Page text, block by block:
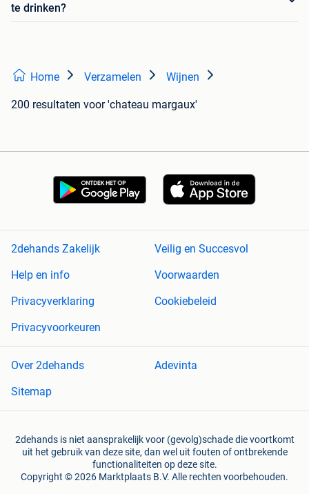
te drinken?
Home Verzamelen Wijnen
200 resultaten voor 'chateau margaux'
2dehands Zakelijk
Veilig en Succesvol
Help en info
Voorwaarden
Privacyverklaring
Cookiebeleid
Privacyvoorkeuren
Over 2dehands
Adevinta
Sitemap
2dehands is niet aansprakelijk voor (gevolg)schade die voortkomt
uit het gebruik van deze site, dan wel uit fouten of ontbrekende
functionaliteiten op deze site.
Copyright © 2026 Marktplaats B.V. Alle rechten voorbehouden.